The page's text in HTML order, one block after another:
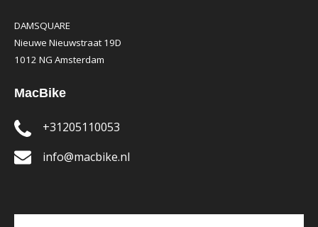
DAMSQUARE
Nieuwe Nieuwstraat 19D
1012 NG Amsterdam
MacBike
+31205110053
info@macbike.nl